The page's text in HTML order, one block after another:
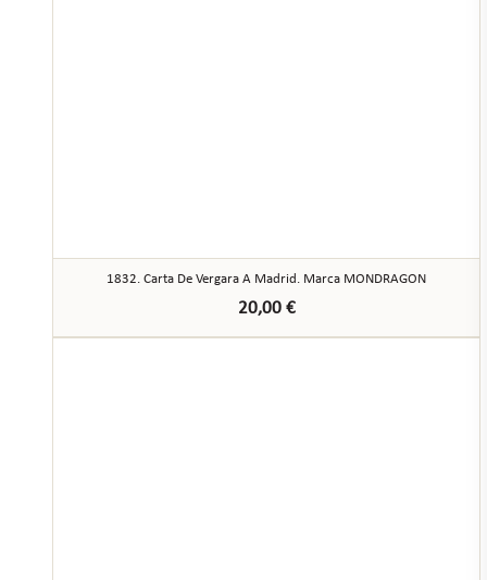
1832. Carta De Vergara A Madrid. Marca MONDRAGON
20,00 €